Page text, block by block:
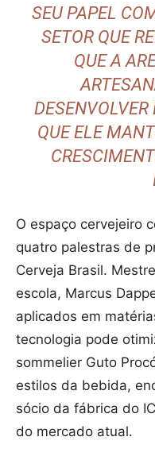
SEU PAPEL
SETOR QUE
QUE A
QUE ELE
O espaço cervejeiro
quatro palestras de
Cerveja Brasil.
escola, Marcus
aplicados em
tecnologia pode
sommelier Guto
estilos da bebida,
sócio da fábrica do
do mercado atual.